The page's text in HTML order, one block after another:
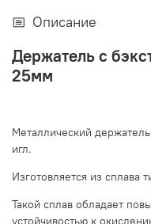
Описание
Держатель с
25мм
Металлический
игл.
Изготовляется из сплава
Такой сплав обладает
устойчивостью к